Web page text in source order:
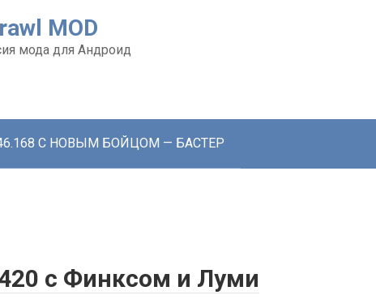
MOD
мода для Андроид
46.168 С НОВЫМ БОЙЦОМ — БАСТЕР
с Финксом и Луми